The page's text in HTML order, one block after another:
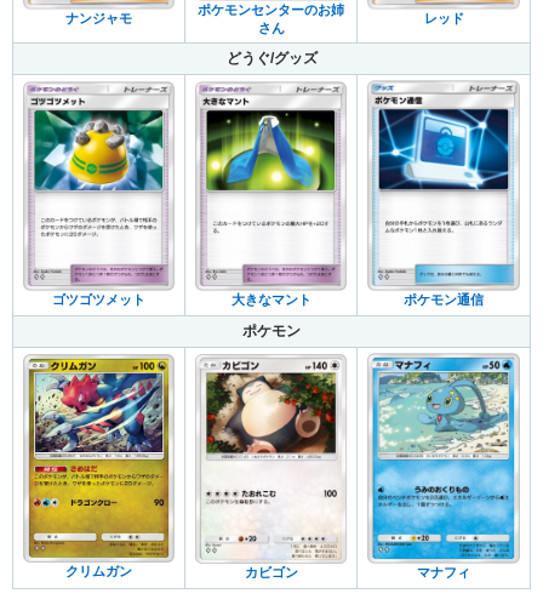
ナンジャモ
ポケモンセンターのお姉
さん
レッド
どうぐ/グッズ
ゴツゴツメット 大きなマント ポケモン通信
ポケモン
クリムガン カビゴン マナフィ